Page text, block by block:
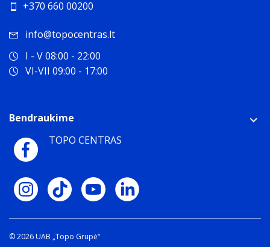
+370 660 00200
info@topocentras.lt
I - V 08:00 - 22:00
VI-VII 09:00 - 17:00
Bendraukime
TOPO CENTRAS
© 2026 UAB „Topo Grupė“